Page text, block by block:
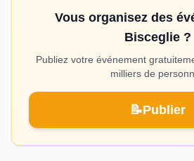
Vous organisez des
Bisceglie ?
Publiez votre événement
milliers de
📝Publier